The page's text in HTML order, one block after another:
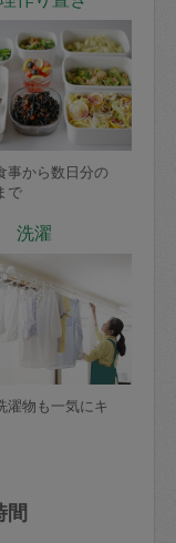
事から数日分の
で
洗濯
濯物も一気にキ
間